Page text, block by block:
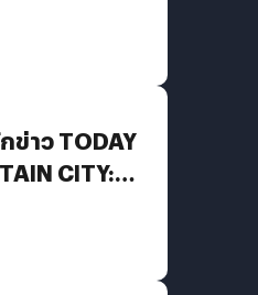
New
ข่าว TODAY
CITY:
รษฐกิจสี